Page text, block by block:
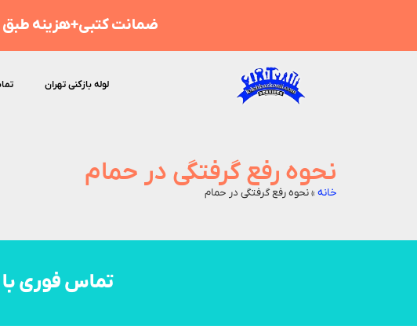
ضمانت کتبی+هزینه طبق
لوله بازکنی تهران
نحوه رفع گرفتگی در حمام
خانه »نحوه رفع گرفتگی در حمام
تماس فوری